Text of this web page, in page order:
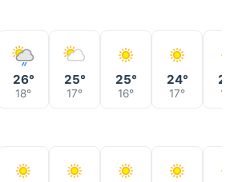
26°
18°
25°
17°
25°
16°
24°
17° 16°